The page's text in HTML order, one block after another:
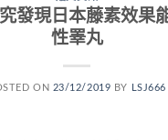
發現日本藤素效果
性睪丸
ON 23/12/2019 BY LSJ666